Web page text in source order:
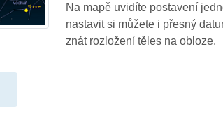
Na mapě uvidíte postavení
nastavit si můžete i přesný
znát rozložení těles na obloze.